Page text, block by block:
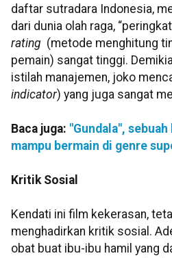
daftar sutradara Indonesia,
dari dunia olah raga,
rating (metode menghitung
pemain) sangat tinggi.
istilah manajemen, joko
indicator) yang juga sangat
Baca juga: "Gundala",
mampu bermain di genre
Kritik Sosial
Kendati ini film kekerasan,
menghadirkan kritik sosial.
obat buat ibu-ibu hamil yang